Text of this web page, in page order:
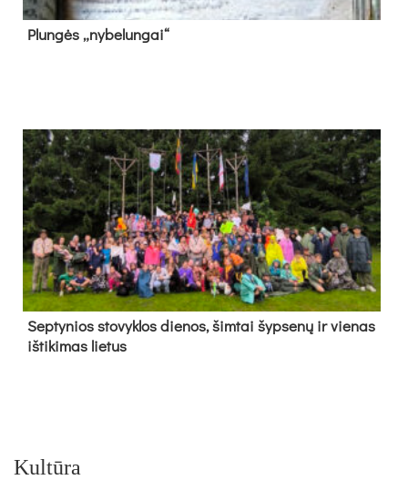
Plun­gės „ny­be­lun­gai“
Sep­ty­nios sto­vyk­los die­nos, šim­tai šyp­se­nų ir vie­nas
iš­ti­ki­mas lie­tus
Kultūra